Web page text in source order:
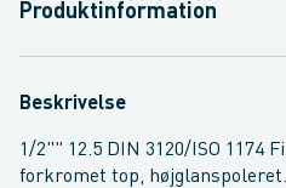
Produktinformation
Beskrivelse
1/2"" 12.5 DIN 3120/ISO 1174
forkromet top,